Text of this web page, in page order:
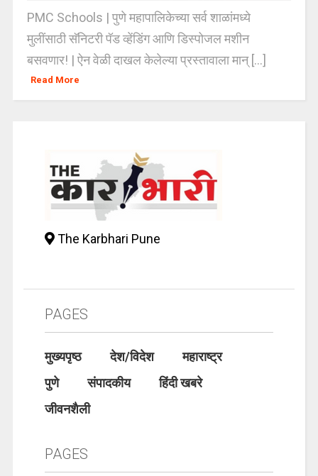
PMC Schools | पुणे महापालिकेच्या सर्व शाळांमध्ये
मुलींसाठी सॅनिटरी पॅड व्हेंडिंग आणि डिस्पोजल मशीन
बसवणार! | ऐन वेळी दाखल केलेल्या प्रस्तावाला मान् [...]
Read More
The Karbhari Pune
PAGES
मुख्यपृष्ठ देश/विदेश
महाराष्ट्र
पुणे
संपादकीय
हिंदी खबरे
जीवनशैली
PAGES